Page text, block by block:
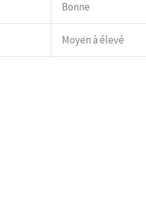
Bonne
Moyen à élevé